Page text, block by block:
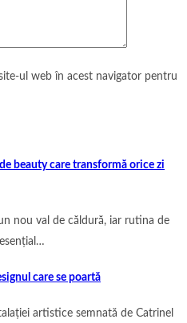
ul web în acest navigator pentru
beauty care transformă orice zi
nou val de căldură, iar rutina de
care se poartă
artistice semnată de Catrinel